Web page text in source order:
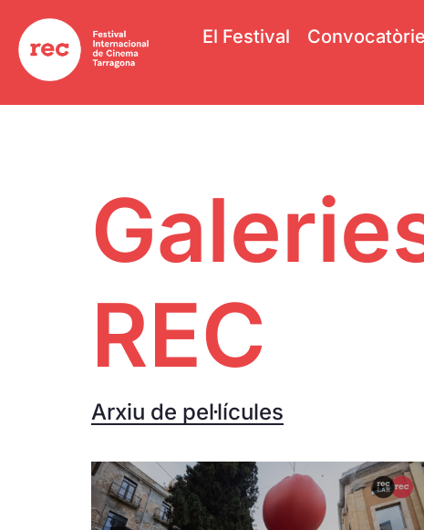
El Festival
REC
Arxiu de pel·lícules